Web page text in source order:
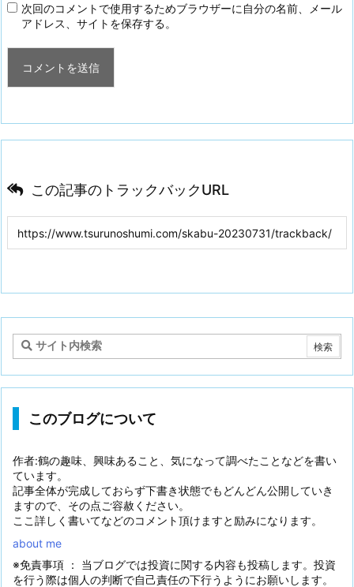
次回のコメントで使用するためブラウザーに自分の名前、メール
アドレス、サイトを保存する。
この記事のトラックバックURL
このブログについて
作者:鶴の趣味、興味あること、気になって調べたことなどを書い
ています。
記事全体が完成しておらず下書き状態でもどんどん公開していき
ますので、その点ご容赦ください。
ここ詳しく書いてなどのコメント頂けますと励みになります。
about me
※免責事項 ： 当ブログでは投資に関する内容も投稿します。投資
を行う際は個人の判断で自己責任の下行うようにお願いします。